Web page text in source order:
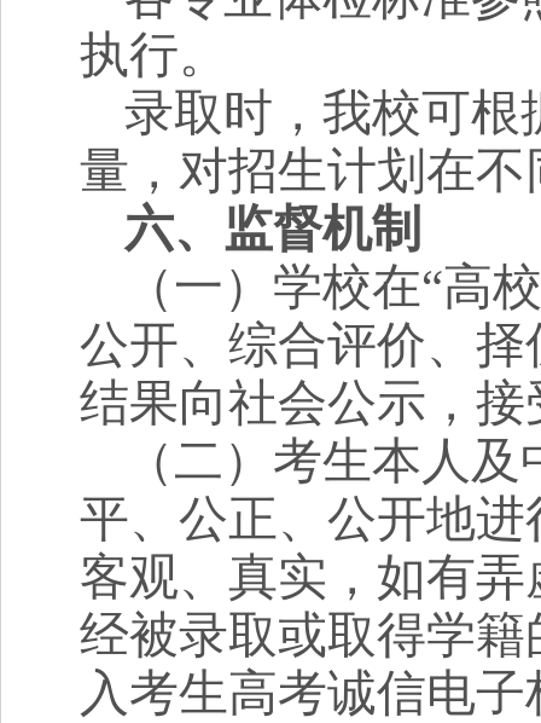
执行。
录取时，我校可根
量，对招生计划在
六、监督机制
（一） 学校在“高
公开、综合评价、
结果向社会公示，
（二） 考生本人及
平、公正、公开地
客观、真实，如有
经被录取或取得学
入考生高考诚信电子